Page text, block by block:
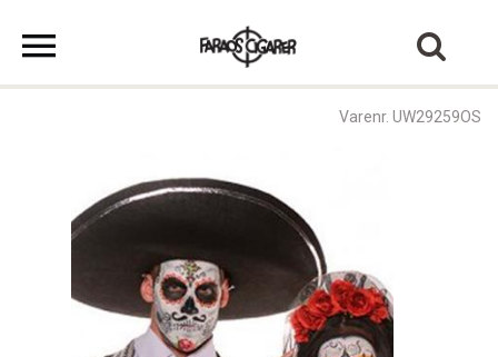
Varenr. UW29259OS